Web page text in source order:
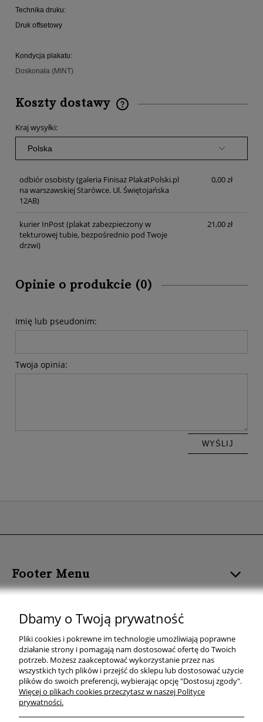
Technika druku:
Druk offsetowy
Kondycja plakatu:
Doskonała (MINT)
Koszty dostawy
Kraj wysyłki:
odbiór osobisty(galeria Finisaż PlakatPolski.pl
na warszawskiej Starówce. Ul. Świętojańska
12AB)
0,00 zł
kurier InPost(plakat zabezpieczony w
tekturowej tubie, bezpośrednio pod Twoje
drzwi)
21,00 zł
Opinie o produkcie (0)
Imię lub pseudonim:
Twoja opinia:
WYŚLIJ
Footer Menu
KOLOR PLAKATU
TEMAT PLAKATU
KOLEKCJE PLAKATÓW
Dbamy o Twoją prywatność
Pliki cookies i pokrewne im technologie umożliwiają poprawne
działanie strony i pomagają nam dostosować ofertę do Twoich
potrzeb. Możesz zaakceptować wykorzystanie przez nas
wszystkich tych plików i przejść do sklepu lub dostosować użycie
plików do swoich preferencji, wybierając opcję "Dostosuj zgody".
Więcej o plikach cookies przeczytasz w naszej Polityce
prywatności.